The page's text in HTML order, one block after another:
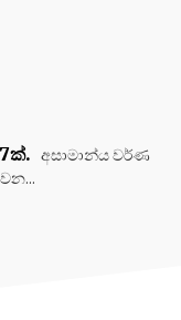
අසාමාන්ය වර්ණ